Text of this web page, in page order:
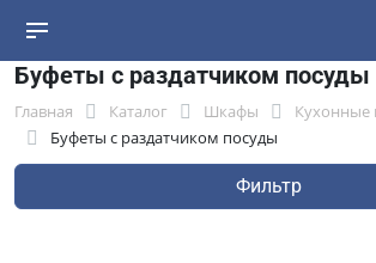
Буфеты с раздатчиком посуды
Главная Каталог Шкафы
Буфеты с раздатчиком посуды
Фильтр